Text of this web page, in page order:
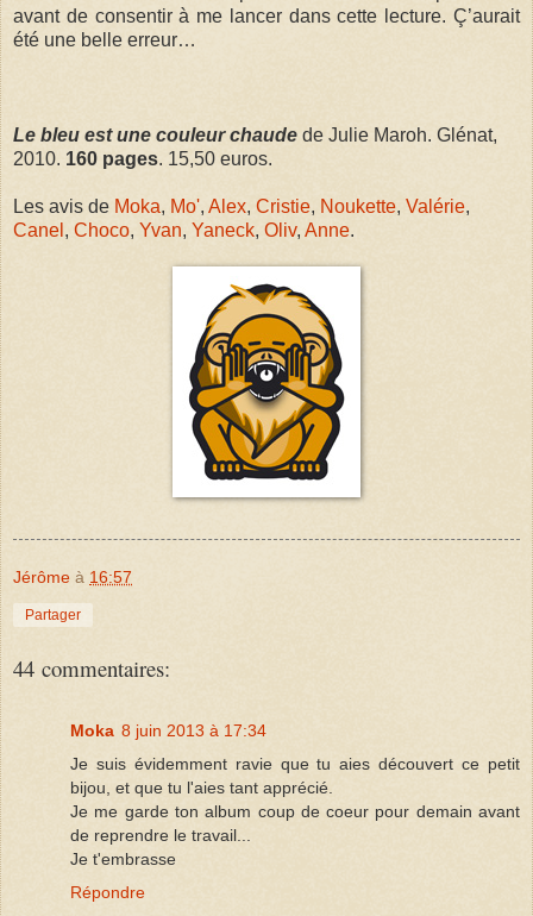
avant de consentir à me lancer dans cette lecture. Ç’aurait
été une belle erreur…
Le bleu est une couleur chaude de Julie Maroh. Glénat,
2010. 160 pages. 15,50 euros.
Les avis de Moka, Mo', Alex, Cristie, Noukette, Valérie,
Canel , Choco, Yvan, Yaneck, Oliv, Anne.
Jérôme à 16:57
Partager
44 commentaires:
Moka 8 juin 2013 à 17:34
Je suis évidemment ravie que tu aies découvert ce petit
bijou, et que tu l'aies tant apprécié.
Je me garde ton album coup de coeur pour demain avant
de reprendre le travail...
Je t'embrasse
Répondre